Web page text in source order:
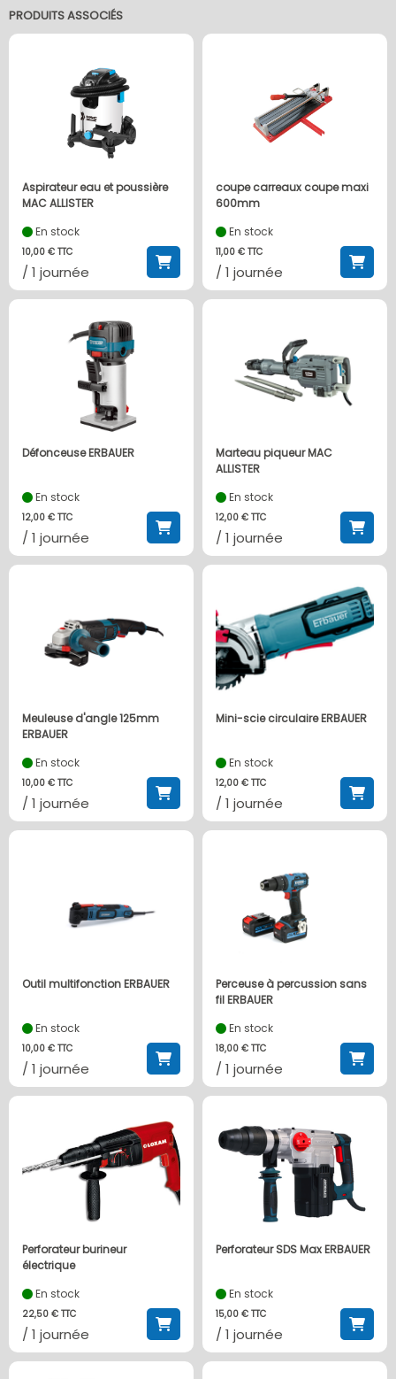
PRODUITS ASSOCIÉS
Aspirateur eau et poussière
MAC ALLISTER
En stock
10,00 € TTC
/ 1 journée
coupe carreaux coupe maxi
600mm
En stock
11,00 € TTC
/ 1 journée
Défonceuse ERBAUER
En stock
12,00 € TTC
/ 1 journée
Marteau piqueur MAC
ALLISTER
En stock
12,00 € TTC
/ 1 journée
Meuleuse d'angle 125mm
ERBAUER
En stock
10,00 € TTC
/ 1 journée
Mini-scie circulaire ERBAUER
En stock
12,00 € TTC
/ 1 journée
Outil multifonction ERBAUER
En stock
10,00 € TTC
/ 1 journée
Perceuse à percussion sans
fil ERBAUER
En stock
18,00 € TTC
/ 1 journée
Perforateur burineur
électrique
En stock
22,50 € TTC
/ 1 journée
Perforateur SDS Max ERBAUER
En stock
15,00 € TTC
/ 1 journée